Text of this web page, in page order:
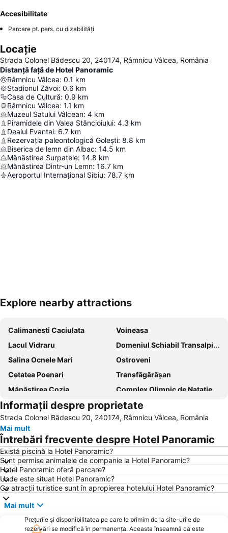
Accesibilitate
Parcare pt. pers. cu dizabilități
Locație
Strada Colonel Bădescu 20, 240174, Râmnicu Vâlcea, România
Distanță față de Hotel Panoramic
Râmnicu Vâlcea: 0.1 km
Stadionul Zăvoi: 0.6 km
Casa de Cultură: 0.9 km
Râmnicu Vâlcea: 1.1 km
Muzeul Satului Vâlcean: 4 km
Piramidele din Valea Stăncioiului: 4.3 km
Dealul Evantai: 6.7 km
Rezervația paleontologică Golești: 8.8 km
Biserica de lemn din Albac: 14.5 km
Mănăstirea Surpatele: 14.8 km
Mănăstirea Dintr-un Lemn: 16.7 km
Aeroportul Internațional Sibiu: 78.7 km
Explore nearby attractions
Calimanesti Caciulata
Voineasa
Lacul Vidraru
Domeniul Schiabil Transalpina
Salina Ocnele Mari
Ostroveni
Cetatea Poenari
Transfăgărășan
Mănăstirea Cozia
Complex Olimpic de Natatie
Trivale
Sala Sporturilor Traian
Gara Govora
Gara CFR Râmnicu Vâlcea
Gara Păuşa
Gara Călimăneşti
Grădina Zoologică Rm. Vâlcea Gara CFR Curtea de Arges
Biserica de Gheaţă de la Bâlea Lac
Mănăstirea Govora
Sf. Gheorghe Curtea de Arges
Flamingo
Traian
Prundu
Central
Informații despre proprietate
Strada Colonel Bădescu 20, 240174, Râmnicu Vâlcea, România
Mai mult
Întrebări frecvente despre Hotel Panoramic
Există piscină la Hotel Panoramic?
Sunt permise animalele de companie la Hotel Panoramic?
Hotel Panoramic oferă parcare?
Unde este situat Hotel Panoramic?
Ce atracții turistice sunt în apropierea hotelului Hotel Panoramic?
Mai mult
Prețurile și disponibilitatea pe care le primim de la site-urile de
rezervări se modifică în permanență. Aceasta înseamnă că este